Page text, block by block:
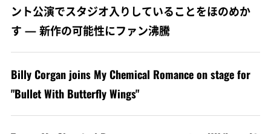
ント公演でスタジオ入りしていることをほのめか
す — 新作の可能性にファン沸騰
Billy Corgan joins My Chemical Romance on stage for
"Bullet With Butterfly Wings"